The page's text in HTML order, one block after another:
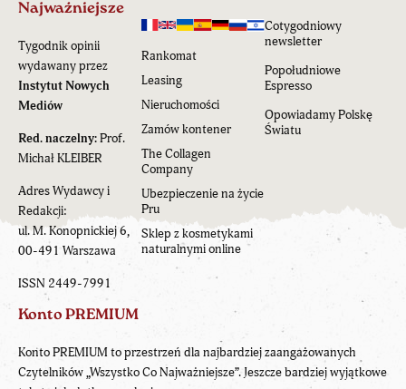
Najważniejsze
Tygodnik opinii
wydawany przez
Instytut Nowych
Mediów
Red. naczelny:Prof.
Michał KLEIBER
Adres Wydawcy i
Redakcji:
ul. M. Konopnickiej 6,
00-491 Warszawa
ISSN 2449-7991
Rankomat
Leasing
Nieruchomości
Zamów kontener
The Collagen
Company
Ubezpieczenie na życie
Pru
Sklep z kosmetykami
naturalnymi online
Cotygodniowy
newsletter
Popołudniowe
Espresso
Opowiadamy Polskę
Światu
Konto PREMIUM
Konto PREMIUM to przestrzeń dla najbardziej zaangażowanych
Czytelników „Wszystko Co Najważniejsze”. Jeszcze bardziej wyjątkowe